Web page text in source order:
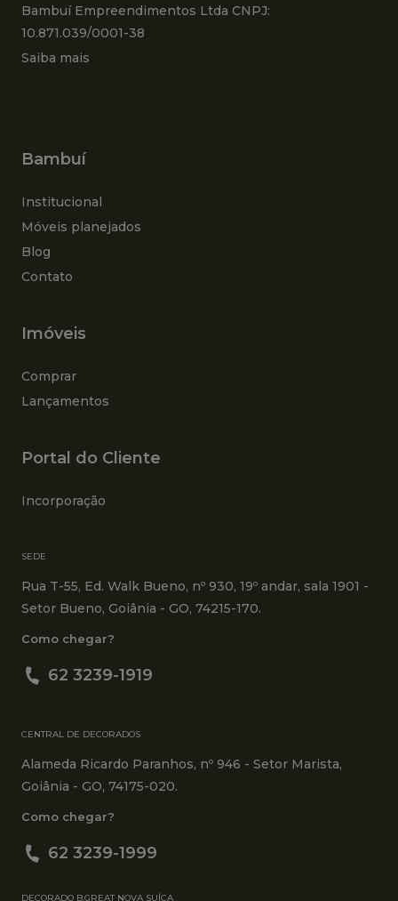
Bambuí Empreendimentos Ltda CNPJ:
10.871.039/0001-38
Saiba mais
Bambuí
Institucional
Móveis planejados
Blog
Contato
Imóveis
Comprar
Lançamentos
Portal do Cliente
Incorporação
SEDE
Rua T-55, Ed. Walk Bueno, nº 930, 19º andar, sala 1901 -
Setor Bueno, Goiânia - GO, 74215-170.
Como chegar?
62 3239-1919
CENTRAL DE DECORADOS
Alameda Ricardo Paranhos, nº 946 - Setor Marista,
Goiânia - GO, 74175-020.
Como chegar?
62 3239-1999
DECORADO B.GREAT NOVA SUÍÇA